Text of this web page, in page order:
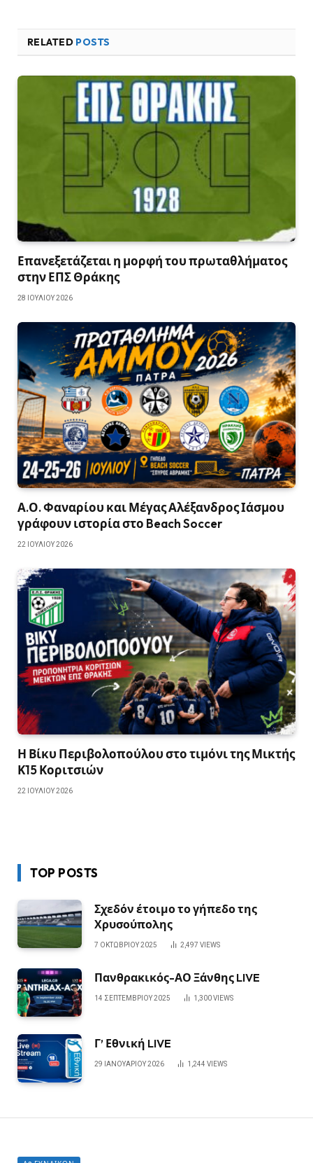
RELATED POSTS
Επανεξετάζεται η μορφή του πρωταθλήματος
στην ΕΠΣ Θράκης
28 ΙΟΥΛΊΟΥ 2026
Α.Ο. Φαναρίου και Μέγας Αλέξανδρος Ιάσμου
γράφουν ιστορία στο Beach Soccer
22 ΙΟΥΛΊΟΥ 2026
Η Βίκυ Περιβολοπούλου στο τιμόνι της Μικτής
Κ15 Κοριτσιών
22 ΙΟΥΛΊΟΥ 2026
TOP POSTS
Σχεδόν έτοιμο το γήπεδο της
Χρυσούπολης
7 ΟΚΤΩΒΡΊΟΥ 2025 2,497 VIEWS
Πανθρακικός-ΑΟ Ξάνθης LIVE
14 ΣΕΠΤΕΜΒΡΊΟΥ 2025 1,300VIEWS
Γ’ Εθνική LIVE
29 ΙΑΝΟΥΑΡΊΟΥ 2026 1,244 VIEWS